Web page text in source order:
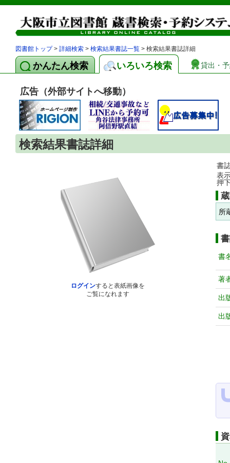
図書館トップ> 詳細検索 > 検索結果書誌一覧 > 検索結果書誌詳細
かんたん検索 いろいろ検索 貸出・
広告（外部サイトへ移動）
検索結果書誌詳細
ログインすると表紙画像を
ご覧になれます
書
表
押
所
書
著
出
出